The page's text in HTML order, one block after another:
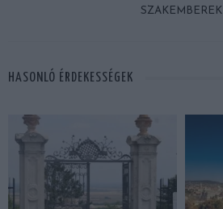
SZAKEMBEREK
HASONLÓ ÉRDEKESSÉGEK